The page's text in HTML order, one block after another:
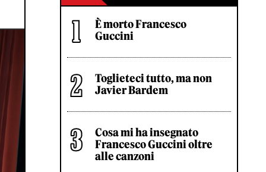
È morto Francesco
Guccini
Toglieteci tutto, ma non
Javier Bardem
Cosa mi ha insegnato
Francesco Guccini oltre
alle canzoni